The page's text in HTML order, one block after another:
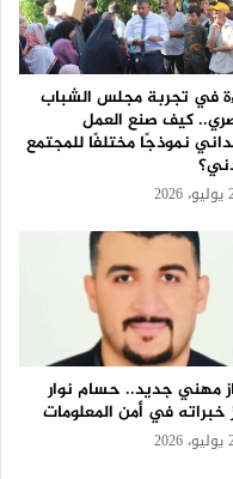
في تجربة مجلس الشباب
كيف صنع العمل
نموذجًا مختلفًا للمجتمع
مهني جديد.. حسام نوار
خبراته في أمن المعلومات